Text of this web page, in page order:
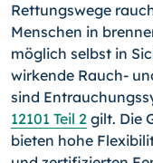
Rettungswege
Menschen in
möglich selbst in
wirkende Rauch-
sind
12101 Teil 2 gilt. Die
bieten hohe